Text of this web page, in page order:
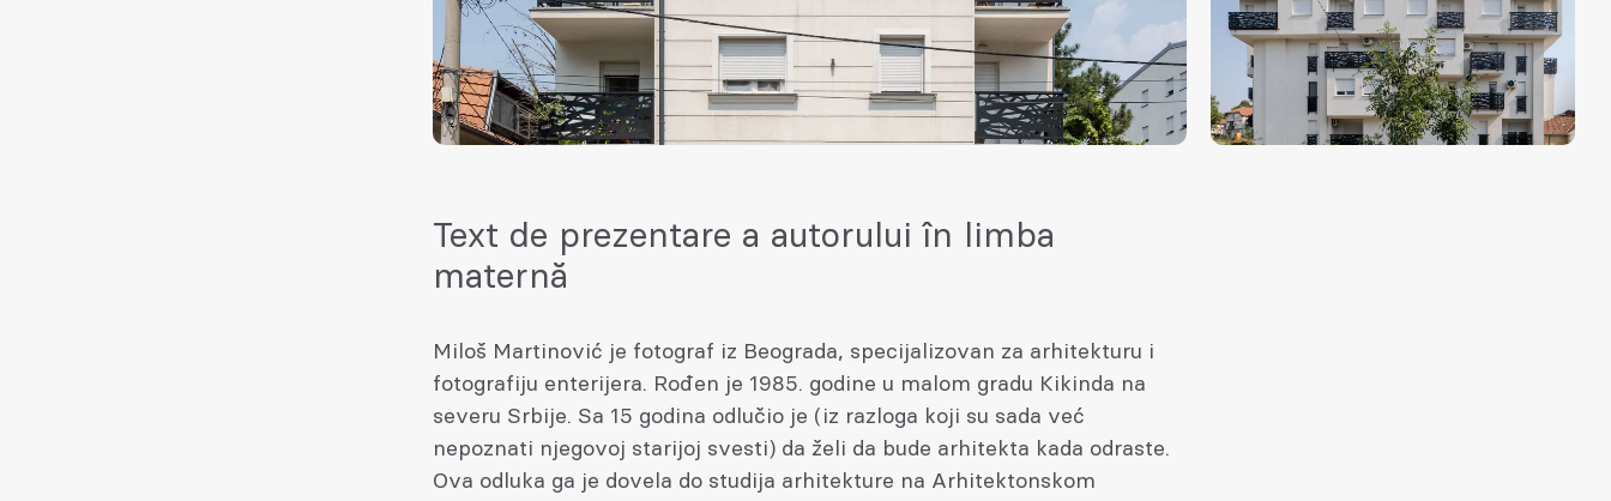
Text de prezentare a autorului în limba
maternă
Miloš Martinović je fotograf iz Beograda, specijalizovan za arhitekturu i
fotografiju enterijera. Rođen je 1985. godine u malom gradu Kikinda na
severu Srbije. Sa 15 godina odlučio je (iz razloga koji su sada već
nepoznati njegovoj starijoj svesti) da želi da bude arhitekta kada odraste.
Ova odluka ga je dovela do studija arhitekture na Arhitektonskom